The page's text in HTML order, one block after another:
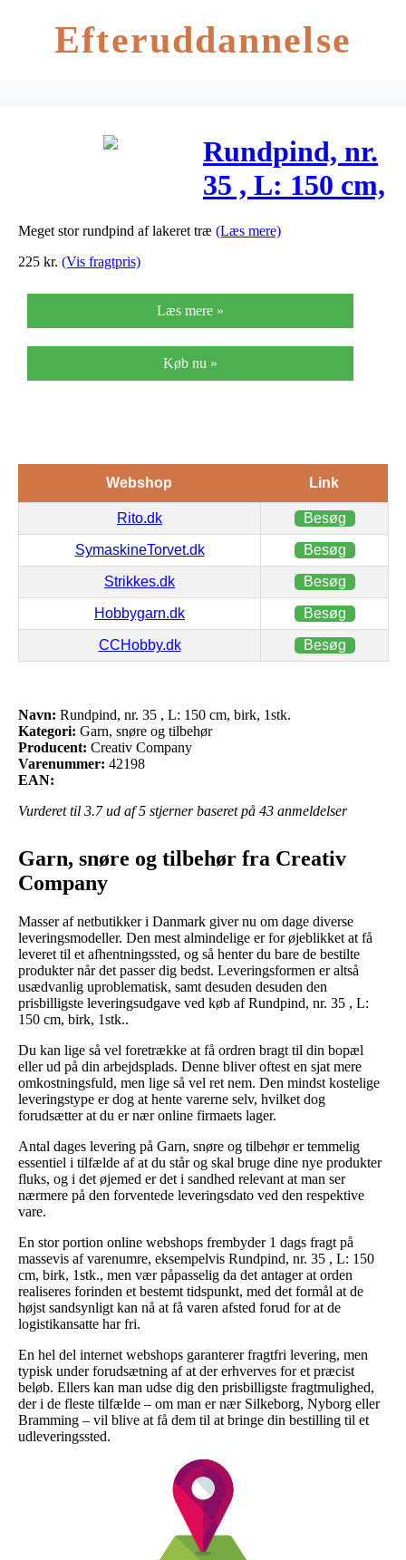
Efteruddannelse
Rundpind, nr.
35 , L: 150 cm,
birk, 1stk.
Meget stor rundpind af lakeret træ (Læs mere)
225 kr. (Vis fragtpris)
Læs mere »
Køb nu »
Webshop Link
Rito.dk Besøg
SymaskineTorvet.dk Besøg
Strikkes.dk Besøg
Hobbygarn.dk Besøg
CCHobby.dk Besøg
Navn: Rundpind, nr. 35 , L: 150 cm, birk, 1stk.
Kategori: Garn, snøre og tilbehør
Producent: Creativ Company
Varenummer: 42198
EAN:
Vurderet til 3.7ud af 5 stjerner baseret på 43 anmeldelser
Garn, snøre og tilbehør fra Creativ
Company
Masser af netbutikker i Danmark giver nu om dage diverse
leveringsmodeller. Den mest almindelige er for øjeblikket at få
leveret til et afhentningssted, og så henter du bare de bestilte
produkter når det passer dig bedst. Leveringsformen er altså
usædvanlig uproblematisk, samt desuden desuden den
prisbilligste leveringsudgave ved køb af Rundpind, nr. 35 , L:
150 cm, birk, 1stk..
Du kan lige så vel foretrække at få ordren bragt til din bopæl
eller ud på din arbejdsplads. Denne bliver oftest en sjat mere
omkostningsfuld, men lige så vel ret nem. Den mindst kostelige
leveringstype er dog at hente varerne selv, hvilket dog
forudsætter at du er nær online firmaets lager.
Antal dages levering på Garn, snøre og tilbehør er temmelig
essentiel i tilfælde af at du står og skal bruge dine nye produkter
fluks, og i det øjemed er det i sandhed relevant at man ser
nærmere på den forventede leveringsdato ved den respektive
vare.
En stor portion online webshops frembyder 1 dags fragt på
massevis af varenumre, eksempelvis Rundpind, nr. 35 , L: 150
cm, birk, 1stk., men vær påpasselig da det antager at orden
realiseres forinden et bestemt tidspunkt, med det formål at de
højst sandsynligt kan nå at få varen afsted forud for at de
logistikansatte har fri.
En hel del internet webshops garanterer fragtfri levering, men
typisk under forudsætning af at der erhverves for et præcist
beløb. Ellers kan man udse dig den prisbilligste fragtmulighed,
der i de fleste tilfælde – om man er nær Silkeborg, Nyborg eller
Bramming – vil blive at få dem til at bringe din bestilling til et
udleveringssted.